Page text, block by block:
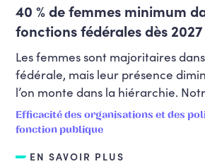
40 % de femmes minimum
fonctions fédérales dès 2027
Les femmes sont majoritaires
fédérale, mais leur présence
l’on monte dans la hiérarchie.
Efficacité des organisations et des
fonction publique
EN SAVOIR PLUS